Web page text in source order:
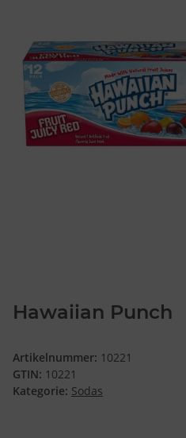
Hawaiian Punch
Artikelnummer: 10221
GTIN: 10221
Kategorie: Sodas